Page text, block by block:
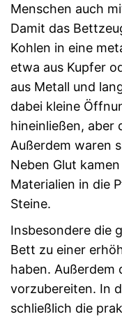
Menschen auch
Damit das
Kohlen in eine
etwa aus Kupfer
aus Metall und
dabei kleine
hineinließen, aber
Außerdem waren
Neben Glut
Materialien in die
Steine.
Insbesondere die
Bett zu einer
haben. Außerdem
vorzubereiten. In
schließlich die